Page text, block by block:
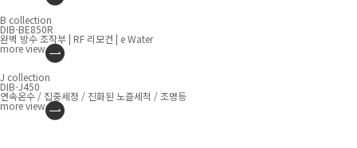
B collection
DIB-BE850R
완벽 방수 조작부 | RF 리모컨 | e Water
moreview
J collection
DIB-J450
연속온수 / 집중세정 / 진화된 노즐세척 / 조명등
moreview